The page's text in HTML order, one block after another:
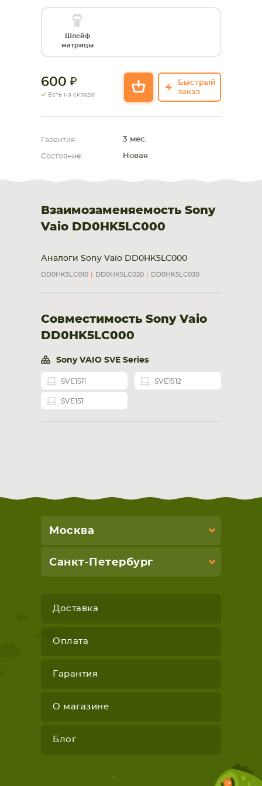
КОМПЛЕКТУЮЩИЕ
Шлейф
матрицы
600
Есть на складе
Быстрый
заказ
Гарантия: 3 мес.
Состояние: Новая
Взаимозаменяемость Sony
Vaio DD0HK5LC000
Аналоги Sony Vaio DD0HK5LC000
DD0HK5LC010 DD0HK5LC020 DD0HK5LC030
Совместимость Sony Vaio
DD0HK5LC000
Sony VAIO SVE Series
SVE1511 SVE1512
SVE151
Москва
Санкт-Петербург
Доставка
Оплата
Гарантия
О магазине
Блог